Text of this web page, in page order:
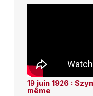
19 juin 1926 :
même